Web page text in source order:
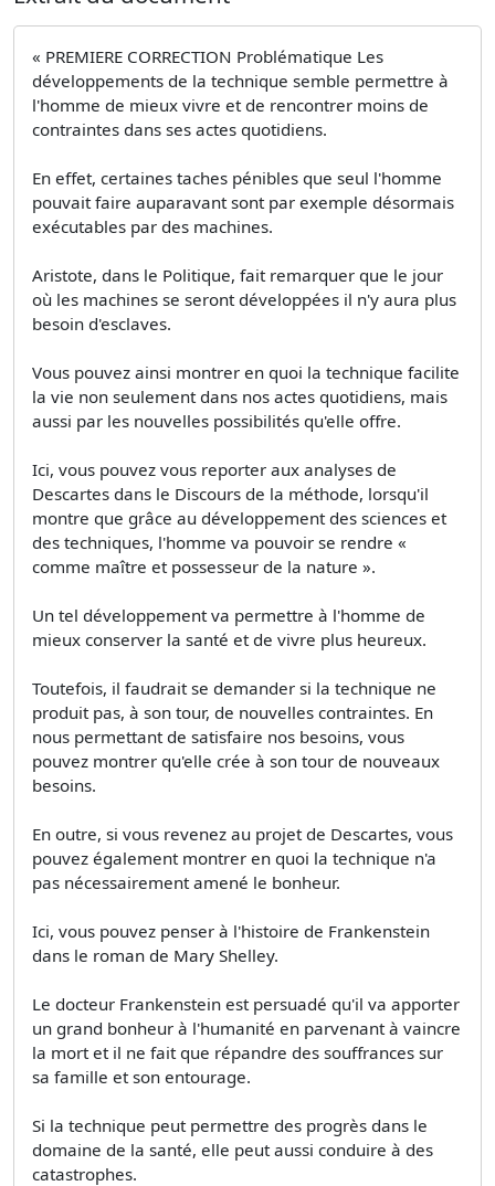
« PREMIERE CORRECTION Problématique Les
développements de la technique semble permettre à
l'homme de mieux vivre et de rencontrer moins de
contraintes dans ses actes quotidiens.
En effet, certaines taches pénibles que seul l'homme
pouvait faire auparavant sont par exemple désormais
exécutables par des machines.
Aristote, dans le Politique, fait remarquer que le jour
où les machines se seront développées il n'y aura plus
besoin d'esclaves.
Vous pouvez ainsi montrer en quoi la technique facilite
la vie non seulement dans nos actes quotidiens, mais
aussi par les nouvelles possibilités qu'elle offre.
Ici, vous pouvez vous reporter aux analyses de
Descartes dans le Discours de la méthode, lorsqu'il
montre que grâce au développement des sciences et
des techniques, l'homme va pouvoir se rendre «
comme maître et possesseur de la nature ».
Un tel développement va permettre à l'homme de
mieux conserver la santé et de vivre plus heureux.
Toutefois, il faudrait se demander si la technique ne
produit pas, à son tour, de nouvelles contraintes. En
nous permettant de satisfaire nos besoins, vous
pouvez montrer qu'elle crée à son tour de nouveaux
besoins.
En outre, si vous revenez au projet de Descartes, vous
pouvez également montrer en quoi la technique n'a
pas nécessairement amené le bonheur.
Ici, vous pouvez penser à l'histoire de Frankenstein
dans le roman de Mary Shelley.
Le docteur Frankenstein est persuadé qu'il va apporter
un grand bonheur à l'humanité en parvenant à vaincre
la mort et il ne fait que répandre des souffrances sur
sa famille et son entourage.
Si la technique peut permettre des progrès dans le
domaine de la santé, elle peut aussi conduire à des
catastrophes.